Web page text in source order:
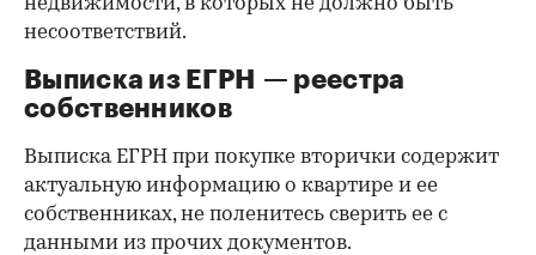
несоответствий.
Выписка из ЕГРН — реестра
собственников
Выписка ЕГРН при покупке вторички содержит
актуальную информацию о квартире и ее
собственниках, не поленитесь сверить ее с
данными из прочих документов.